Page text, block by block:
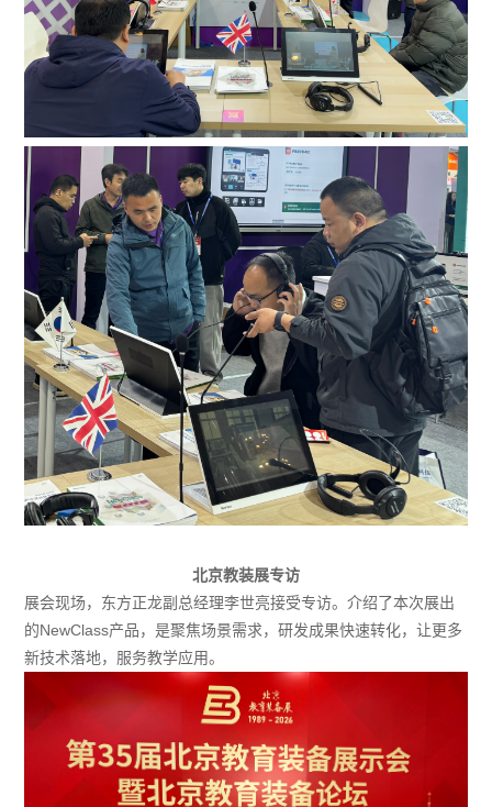
北京教装展专访
展会现场，东方正龙副总经理李世亮接受专访。介绍了本次展出
的NewClass产品，是聚焦场景需求，研发成果快速转化，让更多
新技术落地，服务教学应用。